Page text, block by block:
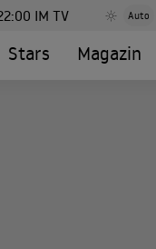
IM TV Auto
Stars Magazin